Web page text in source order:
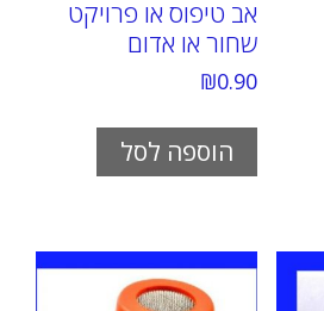
אב טיפוס או פרויקט
שחור או אדום
₪0.90
הוספה לסל